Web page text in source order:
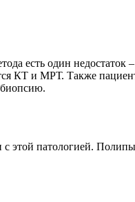
есть один недостаток
КТ и МРТ. Также
этой патологией.